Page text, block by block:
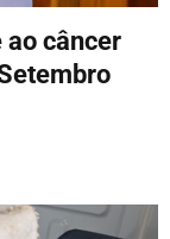
câncer